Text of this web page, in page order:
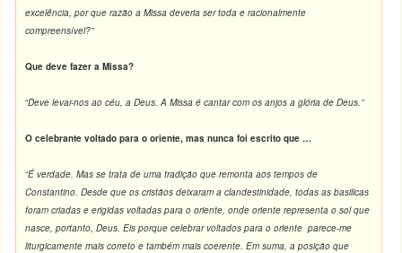
excelência, por que razão a Missa deveria ser toda e racionalmente
compreensível?”
Que deve fazer a Missa?
“Deve levar-nos ao céu, a Deus. A Missa é cantar com os anjos a glória de Deus.”
O celebrante voltado para o oriente, mas nunca foi escrito que …
“É verdade. Mas se trata de uma tradição que remonta aos tempos de
Constantino. Desde que os cristãos deixaram a clandestinidade, todas as basilicas
foram criadas e erigidas voltadas para o oriente, onde oriente representa o sol que
nasce, portanto, Deus. Eis porque celebrar voltados para o oriente parece-me
liturgicamente mais correto e também mais coerente. Em suma, a posição que